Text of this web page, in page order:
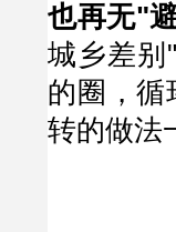
也再无"
城乡差别
的圈，循
转的做法